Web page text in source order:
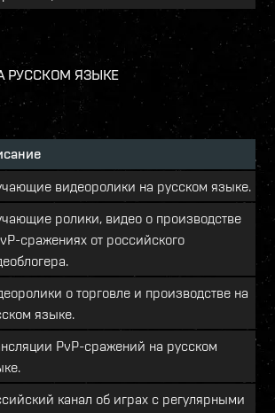
РУССКОМ ЯЗЫКЕ
видеоролики на русском языке.
ролики, видео о производстве
сражениях от российского
о торговле и производстве на
языке.
PvP-сражений на русском
канал об играх с регулярными